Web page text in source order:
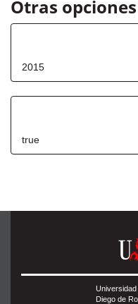
Otras
2015
true
Diego de